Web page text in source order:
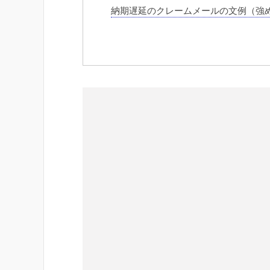
納期遅延のクレームメールの文例（強